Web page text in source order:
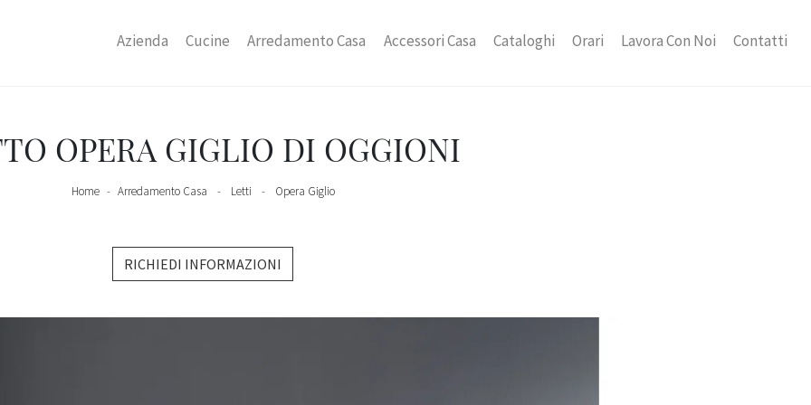
Azienda Cucine Arredamento Casa Accessori Casa Cataloghi Orari Lavora Con Noi Contatti
OPERA GIGLIO DI OGGIONI
Home - Arredamento Casa - Letti - Opera Giglio
RICHIEDI INFORMAZIONI